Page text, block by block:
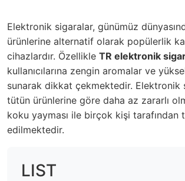
Elektronik sigaralar, günümüz
ürünlerine alternatif olarak popülerlik
cihazlardır. Özellikle TR elektronik
kullanıcılarına zengin aromalar ve
sunarak dikkat çekmektedir. Elektronik
tütün ürünlerine göre daha az zararlı
koku yayması ile birçok kişi tarafından
edilmektedir.
LIST